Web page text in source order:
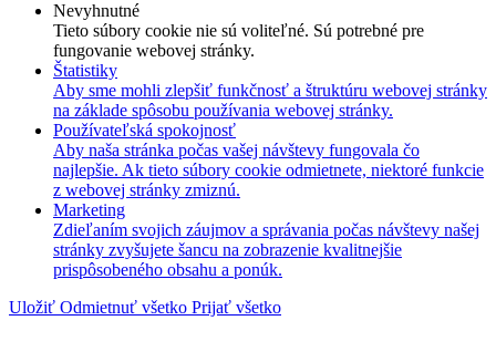
Nevyhnutné
Tieto súbory cookie nie sú voliteľné. Sú potrebné pre
fungovanie webovej stránky.
Štatistiky
Aby sme mohli zlepšiť funkčnosť a štruktúru webovej stránky
na základe spôsobu používania webovej stránky.
Používateľská spokojnosť
Aby naša stránka počas vašej návštevy fungovala čo
najlepšie. Ak tieto súbory cookie odmietnete, niektoré funkcie
z webovej stránky zmiznú.
Marketing
Zdieľaním svojich záujmov a správania počas návštevy našej
stránky zvyšujete šancu na zobrazenie kvalitnejšie
prispôsobeného obsahu a ponúk.
Uložiť Odmietnuť všetko Prijať všetko